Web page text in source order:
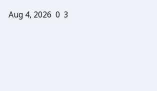
Aug 4, 2026 0 3